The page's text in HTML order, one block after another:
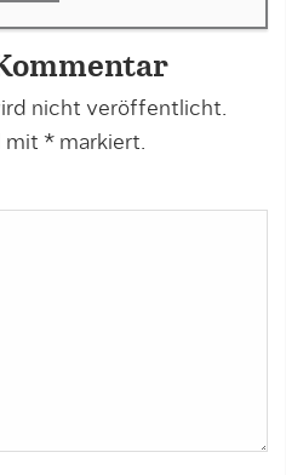
nicht veröffentlicht.
mit * markiert.